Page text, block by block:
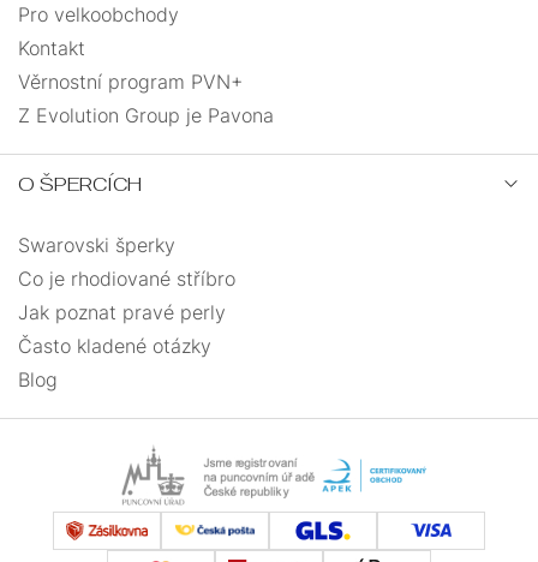
Pro velkoobchody
Kontakt
Věrnostní program PVN+
Z Evolution Group je Pavona
O ŠPERCÍCH
Swarovski šperky
Co je rhodiované stříbro
Jak poznat pravé perly
Často kladené otázky
Blog